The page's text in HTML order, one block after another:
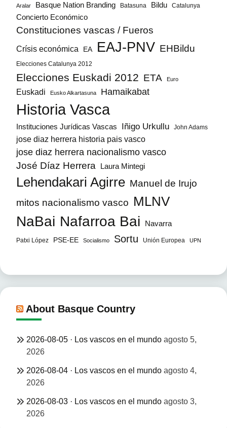
Aralar Basque Nation Branding Batasuna Bildu Catalunya
Concierto Económico
Constituciones vascas / Fueros
Crísis económica EA EAJ-PNV EHBildu
Elecciones Catalunya 2012
Elecciones Euskadi 2012 ETA Euro
Euskadi Eusko Alkartasuna Hamaikabat
Historia Vasca
Instituciones Jurídicas Vascas Iñigo Urkullu John Adams
jose diaz herrera historia pais vasco
jose diaz herrera nacionalismo vasco
José Díaz Herrera Laura Mintegi
Lehendakari Agirre Manuel de Irujo
mitos nacionalismo vasco MLNV
NaBai Nafarroa Bai Navarra
Patxi López PSE-EE Socialismo Sortu Unión Europea UPN
About Basque Country
2026-08-05 · Los vascos en el mundo agosto 5,
2026
2026-08-04 · Los vascos en el mundo agosto 4,
2026
2026-08-03 · Los vascos en el mundo agosto 3,
2026